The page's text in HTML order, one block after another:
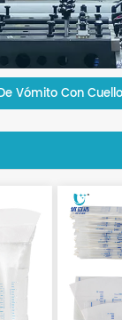
Vómito Con